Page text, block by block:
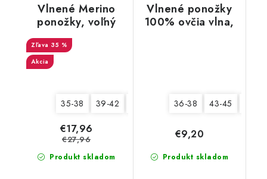
Vlnené Merino
ponožky, voľný
lem, krémovo žltá
35 %
Akcia
35-38 39-42
Produkt skladom
€17,96
€27,96
Vlnené ponožky
100% ovčia vlna,
36-38 43-45
Produkt skladom
€9,20